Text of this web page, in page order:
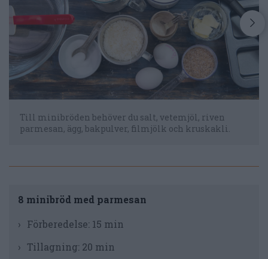
Till minibröden behöver du salt, vetemjöl, riven
parmesan, ägg, bakpulver, filmjölk och kruskakli.
8 minibröd med parmesan
Förberedelse: 15 min
Tillagning: 20 min